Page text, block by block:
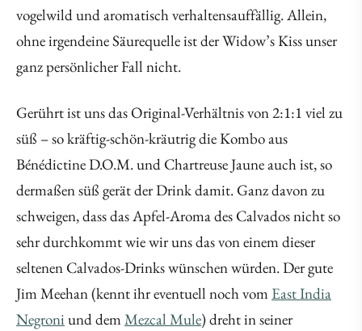
vogelwild und aromatisch verhaltensauffällig. Allein,
ohne irgendeine Säurequelle ist der Widow’s Kiss unser
ganz persönlicher Fall nicht.
Gerührt ist uns das Original-Verhältnis von 2:1:1 viel zu
süß – so kräftig-schön-kräutrig die Kombo aus
Bénédictine D.O.M. und Chartreuse Jaune auch ist, so
dermaßen süß gerät der Drink damit. Ganz davon zu
schweigen, dass das Apfel-Aroma des Calvados nicht so
sehr durchkommt wie wir uns das von einem dieser
seltenen Calvados-Drinks wünschen würden. Der gute
Jim Meehan (kennt ihr eventuell noch vom East India
Negroni und demMezcal Mule) dreht in seiner